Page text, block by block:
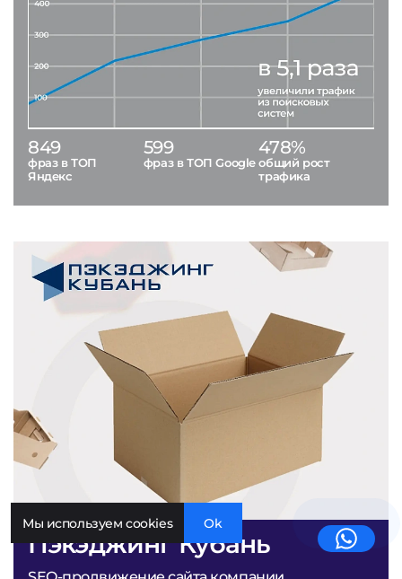
Пэкэджинг Кубань
849
фраз в ТОП
Яндекс
599
фраз в ТОП Google
478%
общий рост
трафика
Мы используем cookies Ok